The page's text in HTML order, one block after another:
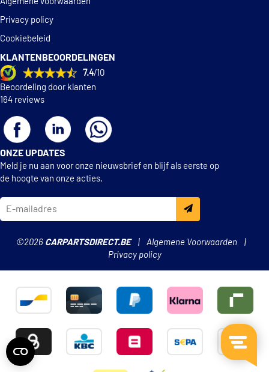
Privacy policy
Cookiebeleid
KLANTENBEOORDELINGEN
7.4/10
Beoordeling door klanten
164 reviews
ONZE UPDATES
Meld je nu aan voor onze nieuwsbrief en blijf als eerste op
de hoogte van onze acties.
©2026 CARPARTSDIRECT.BE
Algemene Voorwaarden
Privacy policy